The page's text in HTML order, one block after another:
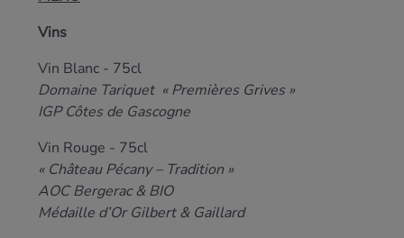
Vins
Vin Blanc - 75cl
Domaine Tariquet « Premières Grives »
IGP Côtes de Gascogne
Vin Rouge - 75cl
« Château Pécany – Tradition »
AOC Bergerac & BIO
Médaille d’Or Gilbert & Gaillard